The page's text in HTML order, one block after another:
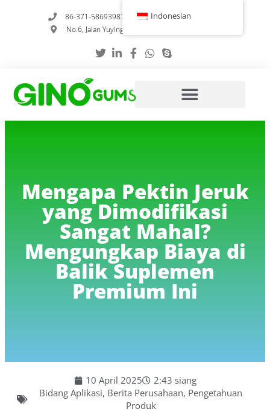
86-371-58693987
info@gumstabilizer.com
No.6, Jalan Yuying, Zhengzhou, Henan, Tiongkok
Mengapa Pektin Jeruk
yang Dimodifikasi
Sangat Mahal?
Mengungkap Biaya di
Balik Suplemen
Premium Ini
10 April 2025
2:43 siang
Bidang Aplikasi, Berita Perusahaan, Pengetahuan
Produk
Indonesian